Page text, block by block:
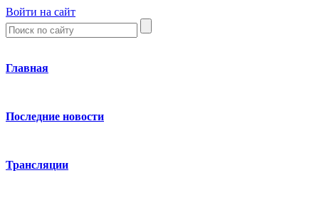
Войти на сайт
Главная
Последние новости
Трансляции